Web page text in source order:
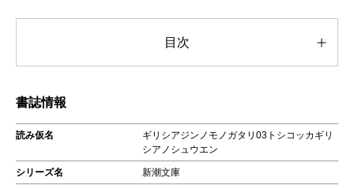
目次
書誌情報
読み仮名
ギリシアジンノモノガタリ03トシコッカギリ
シアノシュウエン
シリーズ名 新潮文庫